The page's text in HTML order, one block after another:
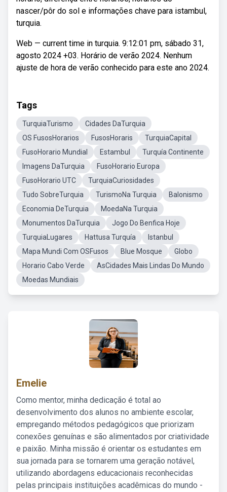
nascer/pôr do sol e informações chave para istambul,
turquia.
Web — current time in turquia. 9:12:01 pm, sábado 31,
agosto 2024 +03. Horário de verão 2024. Nenhum
ajuste de hora de verão conhecido para este ano 2024.
Tags
TurquiaTurismo
Cidades DaTurquia
OS FusosHorarios
FusosHoraris
TurquiaCapital
FusoHorario Mundial
Estambul
Turquía Continente
Imagens DaTurquia
FusoHorario Europa
FusoHorario UTC
TurquiaCuriosidades
Tudo SobreTurquia
TurismoNa Turquia
Balonismo
Economia DeTurquia
MoedaNa Turquia
Monumentos DaTurquia
Jogo Do Benfica Hoje
TurquiaLugares
Hattusa Turquía
Istanbul
Mapa Mundi Com OSFusos
Blue Mosque
Globo
Horario Cabo Verde
AsCidades Mais Lindas Do Mundo
Moedas Mundiais
Emelie
Como mentor, minha dedicação é total ao
desenvolvimento dos alunos no ambiente escolar,
empregando métodos pedagógicos que priorizam
conexões genuínas e são alimentados por criatividade
e paixão. Minha missão é orientar os estudantes em
sua jornada para se tornarem uma geração notável,
utilizando abordagens educacionais reconhecidas
pelas principais instituições acadêmicas do mundo -